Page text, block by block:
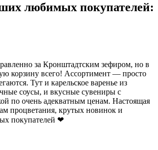
любимых покупателей:
за Кронштадтским зефиром, но в
корзину всего! Ассортимент — просто
Тут и карельское варенье из
соусы, и вкусные сувениры с
по очень адекватным ценам. Настоящая
процветания, крутых новинок и
покупателей ❤